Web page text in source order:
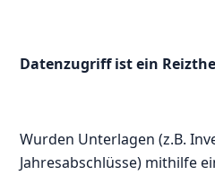
Datenzugriff ist ein
Wurden Unterlagen (z.B.
Jahresabschlüsse) mithilfe